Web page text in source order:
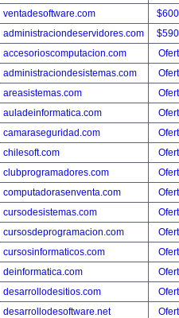
ventadesoftware.com
administraciondeservidores.com
accesorioscomputacion.com
administraciondesistemas.com
areasistemas.com
auladeinformatica.com
camaraseguridad.com
chilesoft.com
clubprogramadores.com
computadorasenventa.com
cursodesistemas.com
cursosdeprogramacion.com
cursosinformaticos.com
deinformatica.com
desarrollodesitios.com
desarrollodesoftware.net